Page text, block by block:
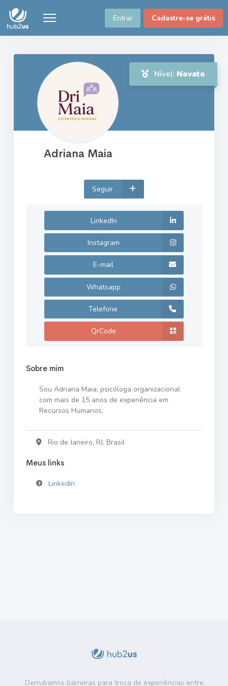
Entrar Cadastre-se grátis
Nível: Novato
Adriana Maia
Seguir
LinkedIn
Instagram
E-mail
Whatsapp
Telefone
QrCode
Sobre mim
Sou Adriana Maia, psicóloga organizacional
com mais de 15 anos de experiência em
Recursos Humanos.
Rio de Janeiro, RJ, Brasil
Meus links
LinkedIn
Derrubamos barreiras para troca de experiências entre